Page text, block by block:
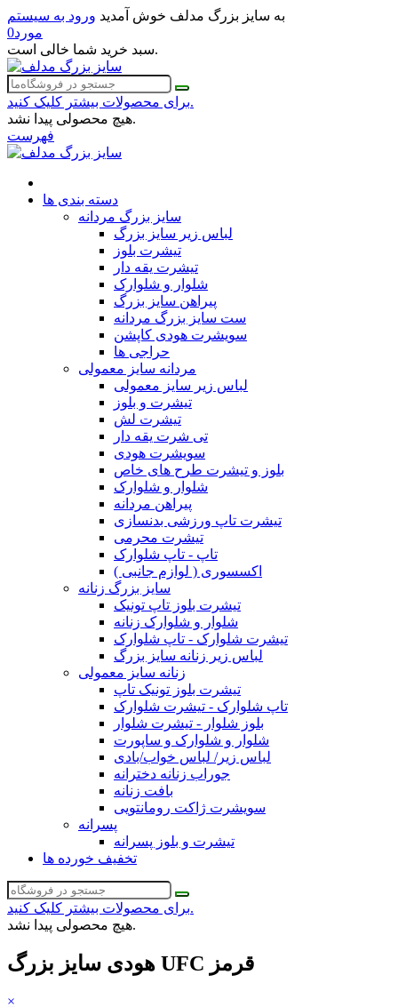
به سایز بزرگ مدلف خوش آمدید ورود به سیستم
0مورد
سبد خرید شما خالی است.
برای محصولات بیشتر کلیک کنید.
هیچ محصولی پیدا نشد.
فهرست
دسته بندی ها
سایز بزرگ مردانه
لباس زیر سایز بزرگ
تیشرت بلوز
تیشرت یقه دار
شلوار و شلوارک
پیراهن سایز بزرگ
ست سایز بزرگ مردانه
سویشرت هودی کاپشن
حراجی ها
مردانه سایز معمولی
لباس زیر سایز معمولی
تیشرت و بلوز
تیشرت لش
تی شرت یقه دار
سویشرت هودی
بلوز و تیشرت طرح های خاص
شلوار و شلوارک
پیراهن مردانه
تیشرت تاپ ورزشی بدنسازی
تیشرت محرمی
تاپ - تاپ شلوارک
اکسسوری ( لوازم جانبی )
سایز بزرگ زنانه
تیشرت بلوز تاپ تونیک
شلوار و شلوارک زنانه
تیشرت شلوارک - تاپ شلوارک
لباس زیر زنانه سایز بزرگ
زنانه سایز معمولی
تیشرت بلوز تونیک تاپ
تاپ شلوارک - تیشرت شلوارک
بلوز شلوار - تیشرت شلوار
شلوار و شلوارک و ساپورت
لباس زیر/ لباس خواب/بادی
جوراب زنانه دخترانه
بافت زنانه
سویشرت ژاکت رومانتویی
پسرانه
تیشرت و بلوز پسرانه
تخفیف خورده ها
برای محصولات بیشتر کلیک کنید.
هیچ محصولی پیدا نشد.
هودی سایز بزرگ UFC قرمز
×